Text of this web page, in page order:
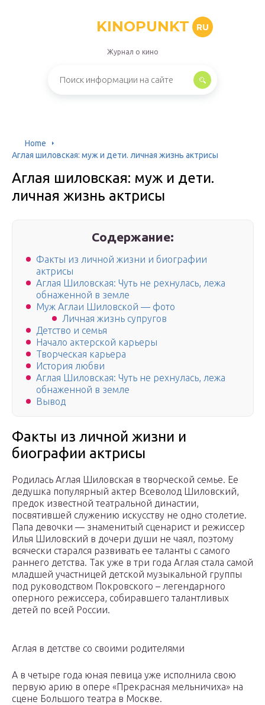
KINOPUNKT RU
Журнал о кино
Home
Аглая шиловская: муж и дети. личная жизнь актрисы
Аглая шиловская: муж и дети.
личная жизнь актрисы
Содержание:
Факты из личной жизни и биографии
актрисы
Аглая Шиловская: Чуть не рехнулась, лежа
обнаженной в земле
Муж Аглаи Шиловской — фото
Личная жизнь супругов
Детство и семья
Начало актерской карьеры
Творческая карьера
История любви
Аглая Шиловская: Чуть не рехнулась, лежа
обнаженной в земле
Вывод
Факты из личной жизни и
биографии актрисы
Родилась Аглая Шиловская в творческой семье. Ее
дедушка популярный актер Всеволод Шиловский,
предок известной театральной династии,
посвятившей служению искусству не одно столетие.
Папа девочки — знаменитый сценарист и режиссер
Илья Шиловский в дочери души не чаял, поэтому
всячески старался развивать ее таланты с самого
раннего детства. Так уже в три года Аглая стала самой
младшей участницей детской музыкальной группы
под руководством Покровского – легендарного
оперного режиссера, собиравшего талантливых
детей по всей России.
Аглая в детстве со своими родителями
А в четыре года юная певица уже исполнила свою
первую арию в опере «Прекрасная мельничиха» на
сцене Большого театра в Москве.